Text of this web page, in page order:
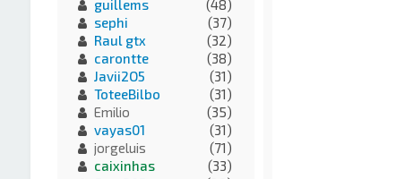
guillems
(48)
sephi
(37)
Raul gtx
(32)
carontte
(38)
Javii2O5
(31)
ToteeBilbo
(31)
Emilio
(35)
vayas01
(31)
jorgeluis
(71)
caixinhas
(33)